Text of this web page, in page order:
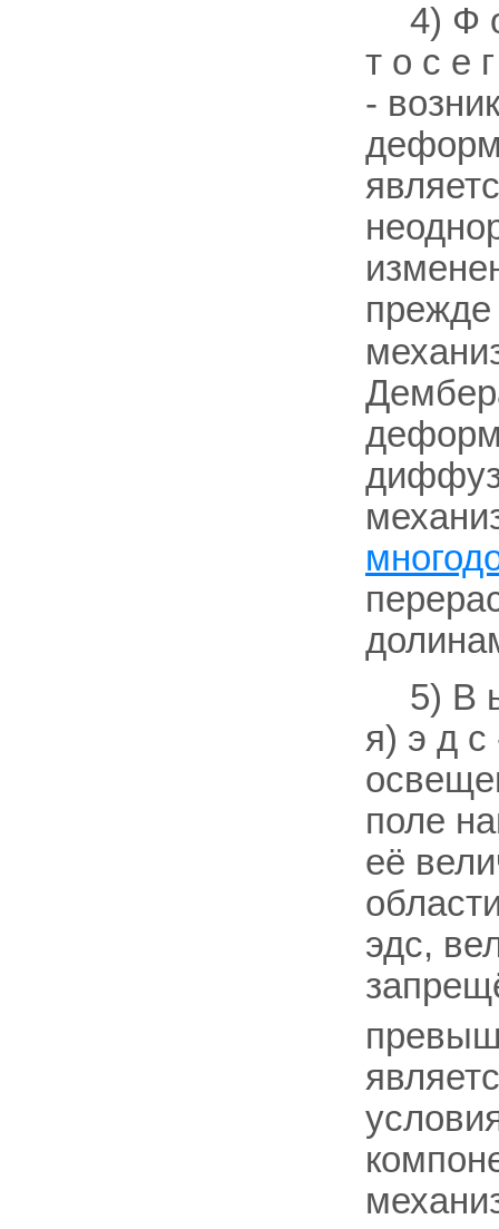
4) Ф
т о с е
-
5) В
я) э д с
поле
её
эдс,